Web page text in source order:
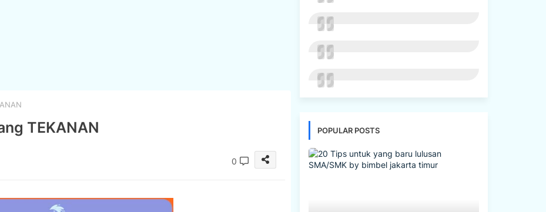
TEKANAN
0
POPULAR POSTS